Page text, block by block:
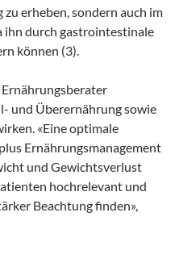
erheben, sondern auch im
durch gastrointestinale
können (3).
und Überernährung sowie
«Eine optimale
Ernährungsmanagement
und Gewichtsverlust
hochrelevant und
Beachtung finden»,